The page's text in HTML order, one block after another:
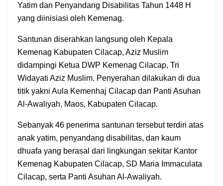
Yatim dan Penyandang Disabilitas Tahun 1448 H
yang diinisiasi oleh Kemenag.
Santunan diserahkan langsung oleh Kepala
Kemenag Kabupaten Cilacap, Aziz Muslim
didampingi Ketua DWP Kemenag Cilacap, Tri
Widayati Aziz Muslim. Penyerahan dilakukan di dua
titik yakni Aula Kemenhaj Cilacap dan Panti Asuhan
Al-Awaliyah, Maos, Kabupaten Cilacap.
Sebanyak 46 penerima santunan tersebut terdiri atas
anak yatim, penyandang disabilitas, dan kaum
dhuafa yang berasal dari lingkungan sekitar Kantor
Kemenag Kabupaten Cilacap, SD Maria Immaculata
Cilacap, serta Panti Asuhan Al-Awaliyah.